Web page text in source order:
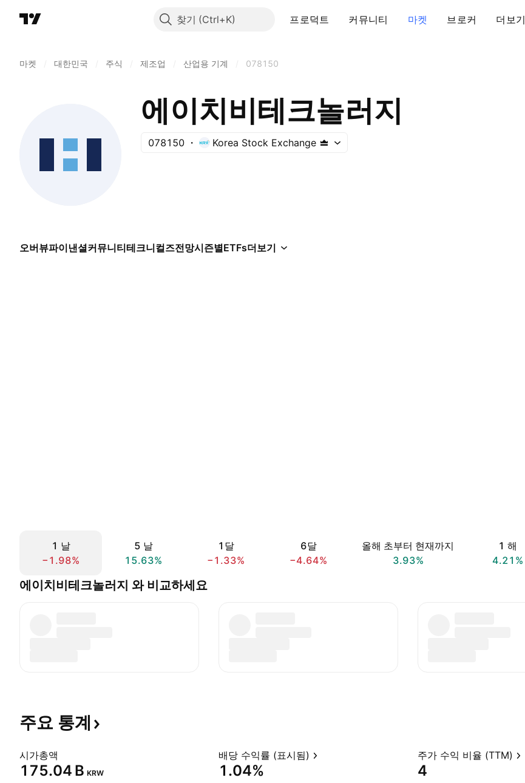
찾기 프로덕트 커뮤니티 마켓 브로커 더보기
마켓 대한민국 주식 제조업 산업용 기계 078150
에이치비테크놀러지
078150 Korea Stock Exchange
오버뷰파이낸셜커뮤니티테크니컬즈전망시즌별ETFs더보기
1 날
−1.98%
5 날
15.63%
1달
−1.33%
6달
−4.64%
올해 초부터 현재까지
3.93%
1 해
4.21%
에이치비테크놀러지 와 비교하세요
주요 통계
시가총액
‪175.04 B‬ KRW
배당 수익률 (표시됨)
1.04%
주가 수익 비율 (TTM)
4